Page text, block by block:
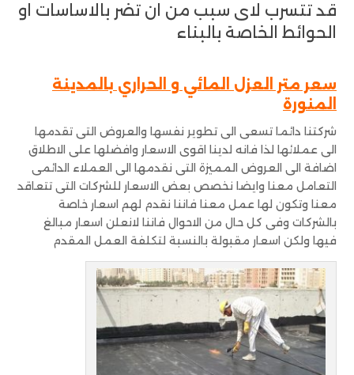
قد تتسرب لاى سبب من ان تضر بالاساسات او
الحوائط الخاصة بالبناء
سعر متر العزل المائي و الحراري بالمدينة
المنورة
شركتنا دائما تسعى الى تطوير نفسها والعروض التى تقدمها
الى عملائها لذا فانه لدينا اقوى الاسعار وافضلها على الاطلاق
اضافة الى العروض المميزة التى نقدمها الى العملاء الدائمى
التعامل معنا وايضا نخصص بعض الاسعار للشركات التى تتعاقد
معنا وتكون لها عمل معنا فاننا نقدم لهم اسعار خاصة
بالشركات وفى كل حال من الاحوال فاننا لانعلن اسعار مبالغ
فيها ولكن اسعار مقبولة بالنسبة لتكلفة العمل المقدم